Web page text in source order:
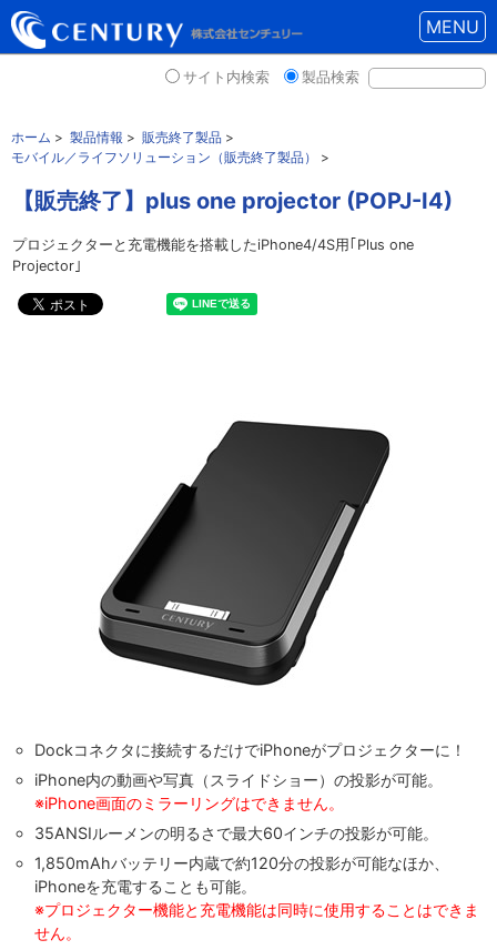
MENU
サイト内検索 製品検索
ホーム > 製品情報 > 販売終了製品 >
モバイル／ライフソリューション（販売終了製品）
>
【販売終了】plus one projector (POPJ-I4)
プロジェクターと充電機能を搭載したiPhone4/4S用｢Plus one
Projector｣
Dockコネクタに接続するだけでiPhoneがプロジェクターに！
iPhone内の動画や写真（スライドショー）の投影が可能。
※iPhone画面のミラーリングはできません。
35ANSIルーメンの明るさで最大60インチの投影が可能。
1,850mAhバッテリー内蔵で約120分の投影が可能なほか、
iPhoneを充電することも可能。
※プロジェクター機能と充電機能は同時に使用することはできま
せん。